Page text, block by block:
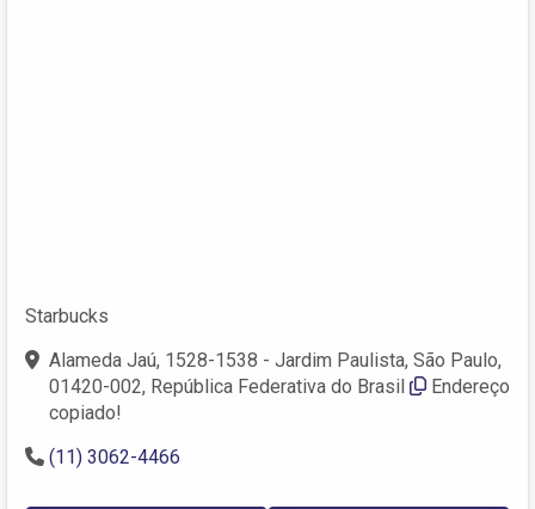
Starbucks
Alameda Jaú, 1528-1538 - Jardim Paulista, São Paulo,
01420-002, República Federativa do Brasil
Endereço
copiado!
(11) 3062-4466